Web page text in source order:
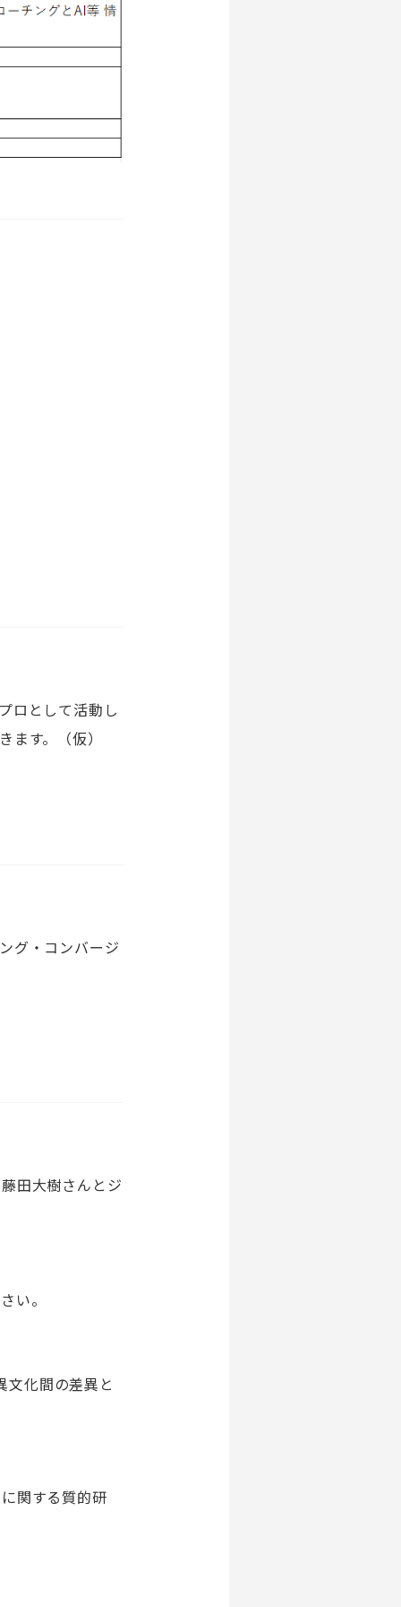
ロとして活動し
す。（仮）
グ・コンバージ
田大樹さんとジ
い。
文化間の差異と
関する質的研